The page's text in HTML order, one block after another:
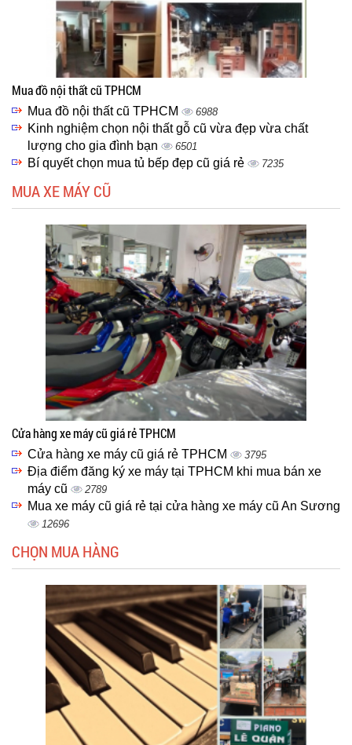
Mua đồ nội thất cũ TPHCM
Mua đồ nội thất cũ TPHCM 6988
Kinh nghiệm chọn nội thất gỗ cũ vừa đẹp vừa chất
lượng cho gia đình bạn
6501
Bí quyết chọn mua tủ bếp đẹp cũ giá rẻ 7235
MUA XE MÁY CŨ
Cửa hàng xe máy cũ giá rẻ TPHCM
Cửa hàng xe máy cũ giá rẻ TPHCM 3795
Địa điểm đăng ký xe máy tại TPHCM khi mua bán xe
máy cũ
2789
Mua xe máy cũ giá rẻ tại cửa hàng xe máy cũ An Sương
12696
CHỌN MUA HÀNG